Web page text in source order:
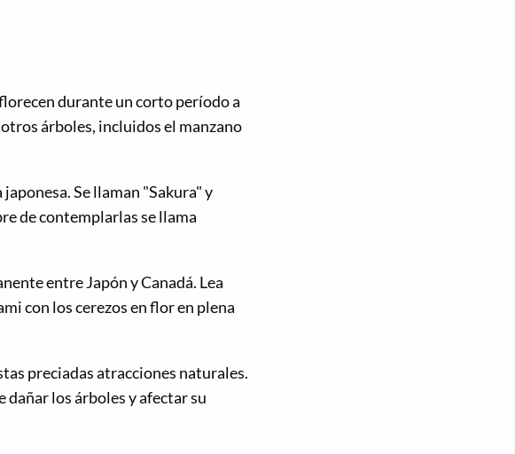
durante un corto período a
árboles, incluidos el manzano
Se llaman "Sakura" y
de contemplarlas se llama
entre Japón y Canadá. Lea
con los cerezos en flor en plena
preciadas atracciones naturales.
dañar los árboles y afectar su